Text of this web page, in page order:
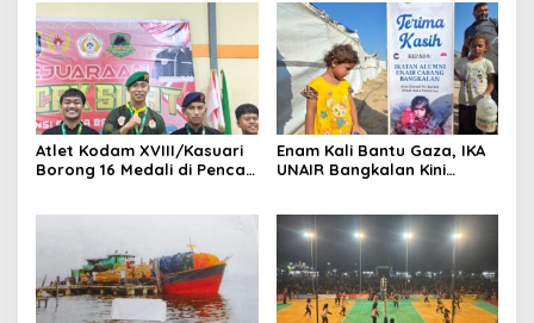
Atlet Kodam XVIII/Kasuari
Borong 16 Medali di Pencak
Enam Kali Bantu Gaza, IKA
UNAIR Bangkalan Kini